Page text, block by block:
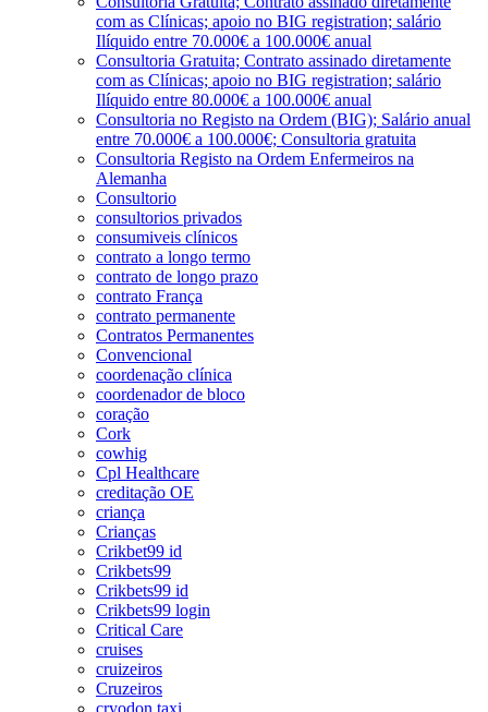
com as Clínicas; apoio no BIG registration; salário
Ilíquido entre 70.000€ a 100.000€ anual
Consultoria Gratuita; Contrato assinado diretamente
com as Clínicas; apoio no BIG registration; salário
Ilíquido entre 80.000€ a 100.000€ anual
Consultoria no Registo na Ordem (BIG); Salário anual
entre 70.000€ a 100.000€; Consultoria gratuita
Consultoria Registo na Ordem Enfermeiros na
Alemanha
Consultorio
consultorios privados
consumiveis clínicos
contrato a longo termo
contrato de longo prazo
contrato França
contrato permanente
Contratos Permanentes
Convencional
coordenação clínica
coordenador de bloco
coração
Cork
cowhig
Cpl Healthcare
creditação OE
criança
Crianças
Crikbet99 id
Crikbets99
Crikbets99 id
Crikbets99 login
Critical Care
cruises
cruizeiros
Cruzeiros
cryodon taxi